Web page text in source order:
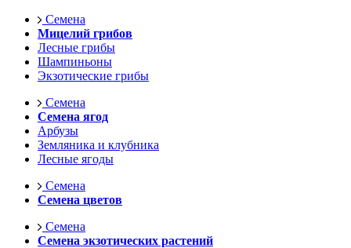
Семена
Мицелий грибов
Лесные грибы
Шампиньоны
Экзотические грибы
Семена
Семена ягод
Арбузы
Земляника и клубника
Лесные ягоды
Семена
Семена цветов
Семена
Семена экзотических растений